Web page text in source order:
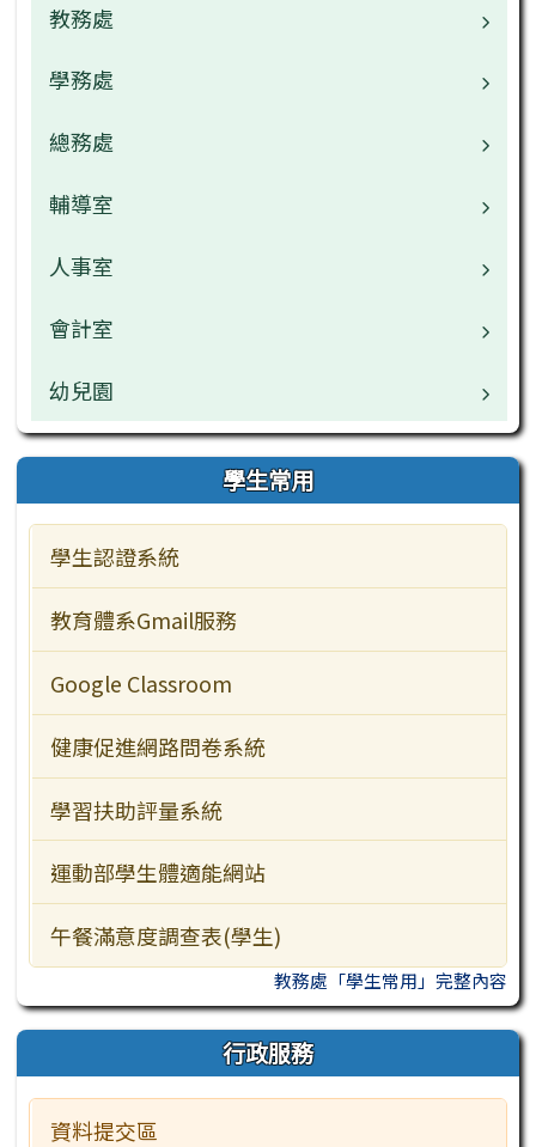
校長介紹
校園公告
教務處
業務職掌
校園公告
常用連結
檔案下載
行事曆
網管專區
學生常用
主題網站
教學資源
行政服務
訪客常用
學務處
業務職掌
校園公告
檔案下載
行事曆
午餐中心
總務處
業務職掌
校園公告
檔案下載
行事曆
輔導室
業務職掌
校園公告
檔案下載
行事曆
人事室
業務職掌
校園公告
檔案下載
行事曆
會計室
業務職掌
校園公告
檔案下載
行事曆
幼兒園
業務職掌
校園公告
檔案下載
學生常用
學生認證系統
教育體系Gmail服務
Google Classroom
健康促進網路問卷系統
學習扶助評量系統
運動部學生體適能網站
午餐滿意度調查表(學生)
教務處「學生常用」完整內容
行政服務
資料提交區